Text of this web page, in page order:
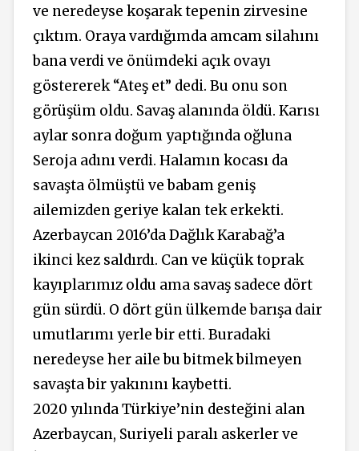
ve neredeyse koşarak tepenin zirvesine
çıktım. Oraya vardığımda amcam silahını
bana verdi ve önümdeki açık ovayı
göstererek “Ateş et” dedi. Bu onu son
görüşüm oldu. Savaş alanında öldü. Karısı
aylar sonra doğum yaptığında oğluna
Seroja adını verdi. Halamın kocası da
savaşta ölmüştü ve babam geniş
ailemizden geriye kalan tek erkekti.
Azerbaycan 2016’da Dağlık Karabağ’a
ikinci kez saldırdı. Can ve küçük toprak
kayıplarımız oldu ama savaş sadece dört
gün sürdü. O dört gün ülkemde barışa dair
umutlarımı yerle bir etti. Buradaki
neredeyse her aile bu bitmek bilmeyen
savaşta bir yakınını kaybetti.
2020 yılında Türkiye’nin desteğini alan
Azerbaycan, Suriyeli paralı askerler ve